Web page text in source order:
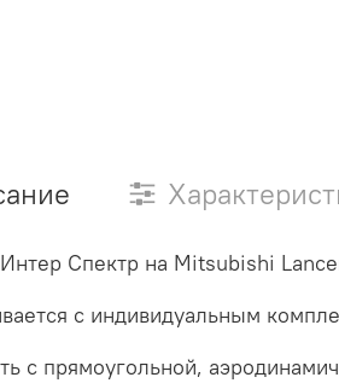
Спектр на Mitsubishi
с индивидуальным
с прямоугольной,